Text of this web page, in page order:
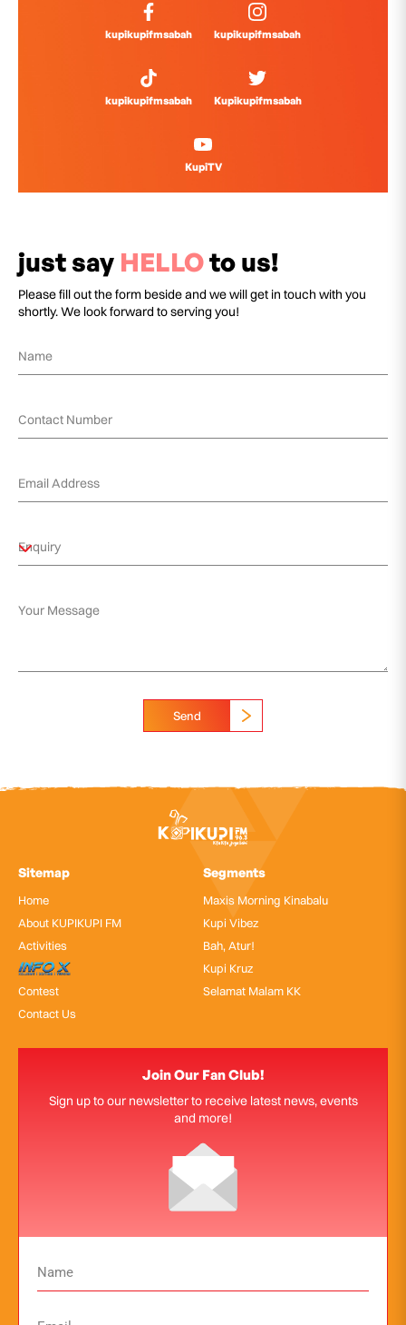
kupikupifmsabah kupikupifmsabah
kupikupifmsabah Kupikupifmsabah
KupiTV
just say HELLOto us!
Please fill out the form beside and we will get in touch with you
shortly. We look forward to serving you!
Send
Sitemap
Home
About KUPIKUPI FM
Activities
InfoX
Contest
Contact Us
Segments
Maxis Morning Kinabalu
Kupi Vibez
Bah, Atur!
Kupi Kruz
Selamat Malam KK
Join Our Fan Club!
Sign up to our newsletter to receive latest news, events
and more!